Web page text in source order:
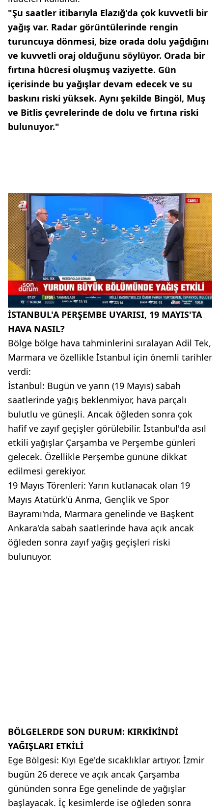
"Şu saatler itibarıyla Elazığ'da çok kuvvetli bir
yağış var. Radar görüntülerinde rengin
turuncuya dönmesi, bize orada dolu yağdığını
ve kuvvetli oraj olduğunu söylüyor. Orada bir
fırtına hücresi oluşmuş vaziyette. Gün
içerisinde bu yağışlar devam edecek ve su
baskını riski yüksek. Aynı şekilde Bingöl, Muş
ve Bitlis çevrelerinde de dolu ve fırtına riski
bulunuyor."
İSTANBUL'A PERŞEMBE UYARISI, 19 MAYIS'TA
HAVA NASIL?
Bölge bölge hava tahminlerini sıralayan Adil Tek,
Marmara ve özellikle İstanbul için önemli tarihler
verdi:
İstanbul: Bugün ve yarın (19 Mayıs) sabah
saatlerinde yağış beklenmiyor, hava parçalı
bulutlu ve güneşli. Ancak öğleden sonra çok
hafif ve zayıf geçişler görülebilir. İstanbul'da asıl
etkili yağışlar Çarşamba ve Perşembe günleri
gelecek. Özellikle Perşembe gününe dikkat
edilmesi gerekiyor.
19 Mayıs Törenleri: Yarın kutlanacak olan 19
Mayıs Atatürk'ü Anma, Gençlik ve Spor
Bayramı'nda, Marmara genelinde ve Başkent
Ankara'da sabah saatlerinde hava açık ancak
öğleden sonra zayıf yağış geçişleri riski
bulunuyor.
BÖLGELERDE SON DURUM: KIRKİKİNDİ
YAĞIŞLARI ETKİLİ
Ege Bölgesi: Kıyı Ege'de sıcaklıklar artıyor. İzmir
bugün 26 derece ve açık ancak Çarşamba
gününden sonra Ege genelinde de yağışlar
başlayacak. İç kesimlerde ise öğleden sonra